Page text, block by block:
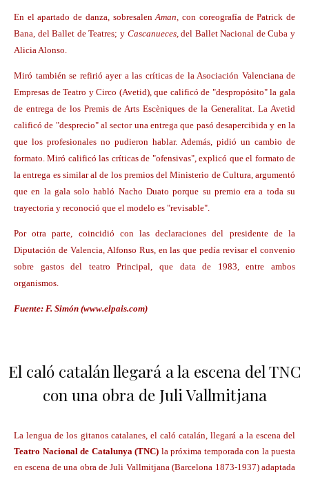
En el apartado de danza, sobresalenAman, con coreografía de Patrick de
Bana, del Ballet de Teatres; y Cascanueces,del Ballet Nacional de Cuba y
Alicia Alonso.
Miró también se refirió ayer a las críticas de la Asociación Valenciana de
Empresas de Teatro y Circo (Avetid), que calificó de "despropósito" la gala
de entrega de los Premis de Arts Escèniques de la Generalitat. La Avetid
calificó de "desprecio" al sector una entrega que pasó desapercibida y en la
que los profesionales no pudieron hablar. Además, pidió un cambio de
formato. Miró calificó las críticas de "ofensivas", explicó que el formato de
la entrega es similar al de los premios del Ministerio de Cultura, argumentó
que en la gala solo habló Nacho Duato porque su premio era a toda su
trayectoria y reconoció que el modelo es "revisable".
Por otra parte, coincidió con las declaraciones del presidente de la
Diputación de Valencia, Alfonso Rus, en las que pedía revisar el convenio
sobre gastos del teatro Principal, que data de 1983, entre ambos
organismos.
Fuente: F. Simón (www.elpais.com)
El caló catalán llegará a la escena del TNC
con una obra de Juli Vallmitjana
La lengua de los gitanos catalanes, el caló catalán, llegará a la escena del
Teatro Nacional de Catalunya(TNC) la próxima temporada con la puesta
en escena de una obra de Juli Vallmitjana (Barcelona 1873-1937) adaptada